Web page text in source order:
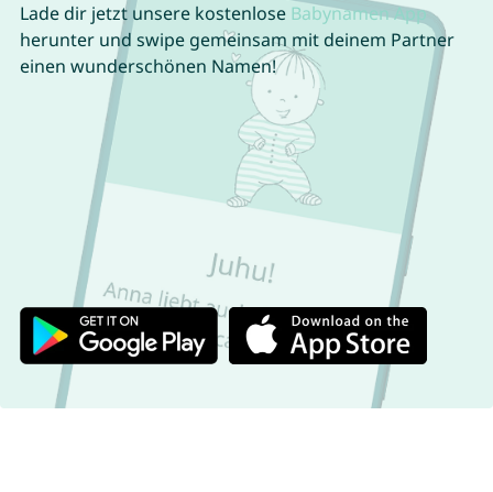
Lade dir jetzt unsere kostenlose Babynamen App
herunter und swipe gemeinsam mit deinem Partner
einen wunderschönen Namen!